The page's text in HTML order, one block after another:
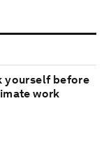
yourself before
work